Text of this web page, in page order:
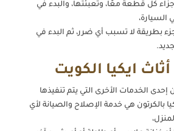
كل قطعة معًا، وتعبئتها، والبدء في
السيارة،
بطريقة لا تسبب أي ضرر، ثم البدء في
ايكيا الكويت
إحدى الخدمات الأخرى التي يتم تنفيذها
بالكرتون هي خدمة الإصلاح والصيانة لأي